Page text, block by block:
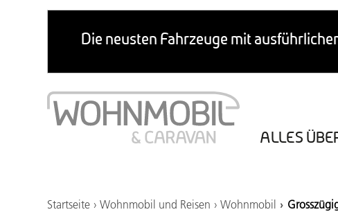
ALLES
Startseite Wohnmobil und Reisen Wohnmobil